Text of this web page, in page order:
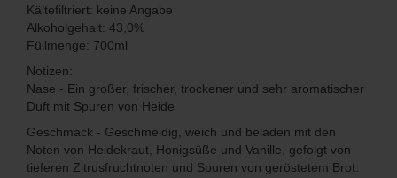
Kältefiltriert: keine Angabe
Alkoholgehalt: 43,0%
Füllmenge: 700ml
Notizen:
Nase - Ein großer, frischer, trockener und sehr aromatischer
Duft mit Spuren von Heide
Geschmack - Geschmeidig, weich und beladen mit den
Noten von Heidekraut, Honigsüße und Vanille, gefolgt von
tieferen Zitrusfruchtnoten und Spuren von geröstetem Brot.